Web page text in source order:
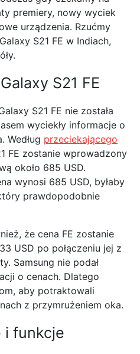
premiery, nowy wyciek
urządzenia. Rzućmy
S21 FE w Indiach,
S21 FE
S21 FE nie została
wyciekły informacje o
Według przeciekającego
FE zostanie wprowadzony
około 685 USD.
wynosi 685 USD, byłaby
prawdopodobnie
że cena FE zostanie
USD po połączeniu jej z
Samsung nie podał
o cenach. Dlatego
aby potraktowali
z przymrużeniem oka.
i funkcje